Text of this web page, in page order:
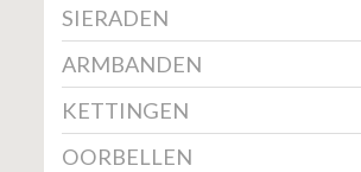
SIERADEN
ARMBANDEN
KETTINGEN
OORBELLEN